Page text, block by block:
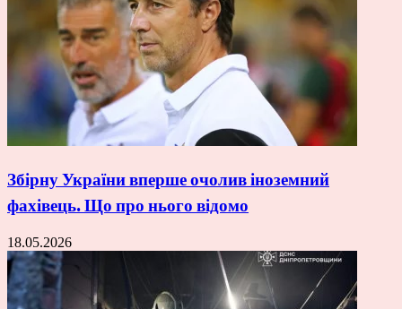
Збірну України вперше очолив іноземний
фахівець. Що про нього відомо
18.05.2026